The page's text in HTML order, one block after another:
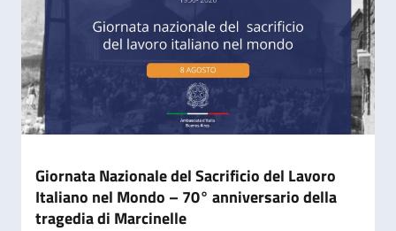
Giornata Nazionale del Sacrificio del Lavoro
Italiano nel Mondo – 70° anniversario della
tragedia di Marcinelle